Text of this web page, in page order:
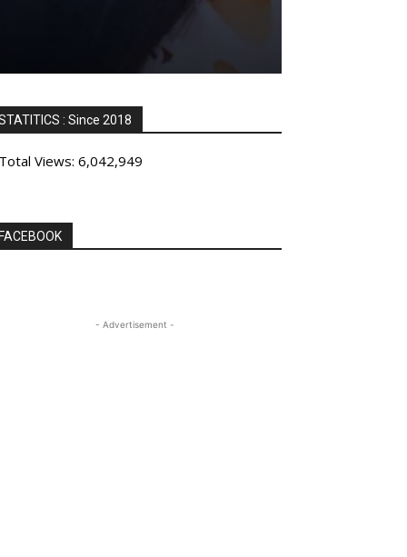
: Since 2018
Views: 6,042,949
- Advertisement -